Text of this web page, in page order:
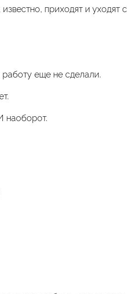
приходят и уходят с
еще не сделали.
наоборот.